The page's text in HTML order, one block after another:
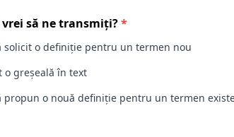
vrei să ne transmiți?*
solicit o definiție pentru un termen nou
o greșeală în text
propun o nouă definiție pentru un termen